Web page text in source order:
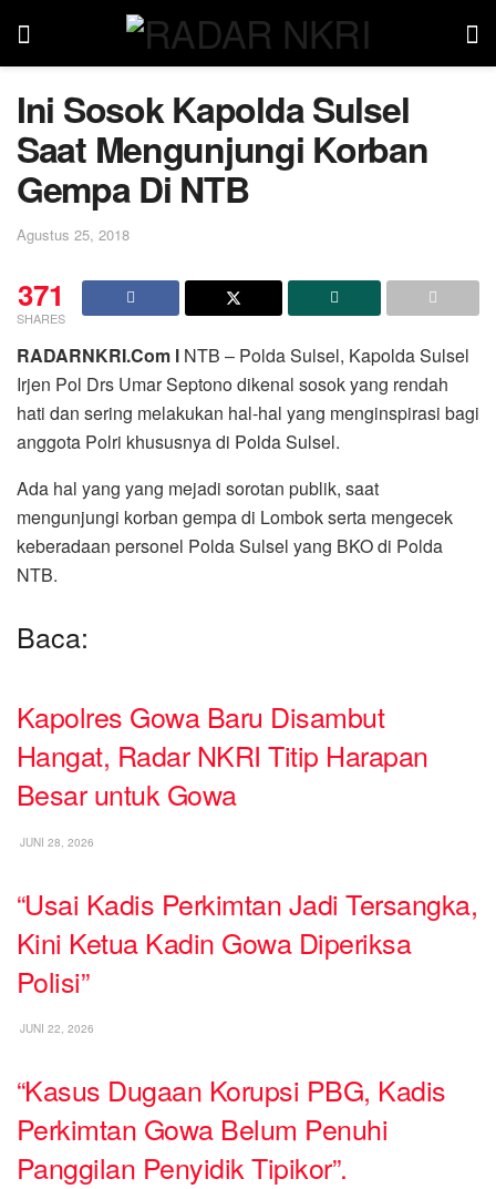
Ini Sosok Kapolda Sulsel
Saat Mengunjungi Korban
Gempa Di NTB
Agustus 25, 2018
371
SHARES
RADARNKRI.Com l NTB – Polda Sulsel, Kapolda Sulsel
Irjen Pol Drs Umar Septono dikenal sosok yang rendah
hati dan sering melakukan hal-hal yang menginspirasi bagi
anggota Polri khususnya di Polda Sulsel.
Ada hal yang yang mejadi sorotan publik, saat
mengunjungi korban gempa di Lombok serta mengecek
keberadaan personel Polda Sulsel yang BKO di Polda
NTB.
Baca:
Kapolres Gowa Baru Disambut
Hangat, Radar NKRI Titip Harapan
Besar untuk Gowa
JUNI 28, 2026
“Usai Kadis Perkimtan Jadi Tersangka,
Kini Ketua Kadin Gowa Diperiksa
Polisi”
JUNI 22, 2026
“Kasus Dugaan Korupsi PBG, Kadis
Perkimtan Gowa Belum Penuhi
Panggilan Penyidik Tipikor”.